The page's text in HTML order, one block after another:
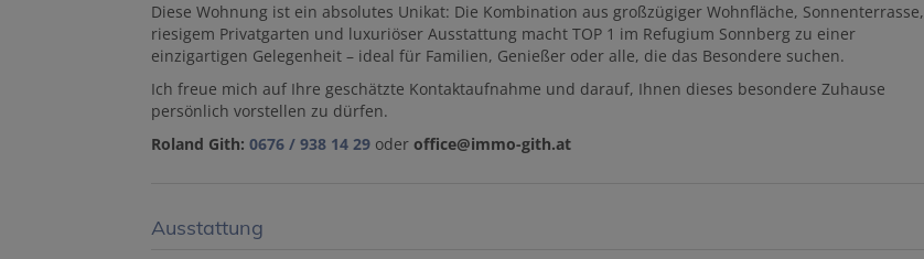
Diese Wohnung ist ein absolutes Unikat: Die Kombination aus großzügiger Wohnfläche, Sonnenterrasse,
riesigem Privatgarten und luxuriöser Ausstattung macht TOP 1 im Refugium Sonnberg zu einer
einzigartigen Gelegenheit – ideal für Familien, Genießer oder alle, die das Besondere suchen.
Ich freue mich auf Ihre geschätzte Kontaktaufnahme und darauf, Ihnen dieses besondere Zuhause
persönlich vorstellen zu dürfen.
Roland Gith: 0676 / 938 14 29 oder office@immo-gith.at
Ausstattung